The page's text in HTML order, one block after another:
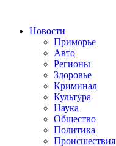
Новости
Приморье
Авто
Регионы
Здоровье
Криминал
Культура
Наука
Общество
Политика
Происшествия